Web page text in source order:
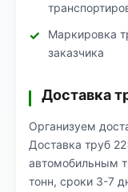
Маркировка
заказчика
Доставка
Организуем
Доставка труб
автомобильным
тонн, сроки 3-7